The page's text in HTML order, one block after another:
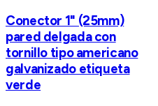
Conector 1" (25mm)
pared delgada con
tornillo tipo americano
galvanizado etiqueta
verde